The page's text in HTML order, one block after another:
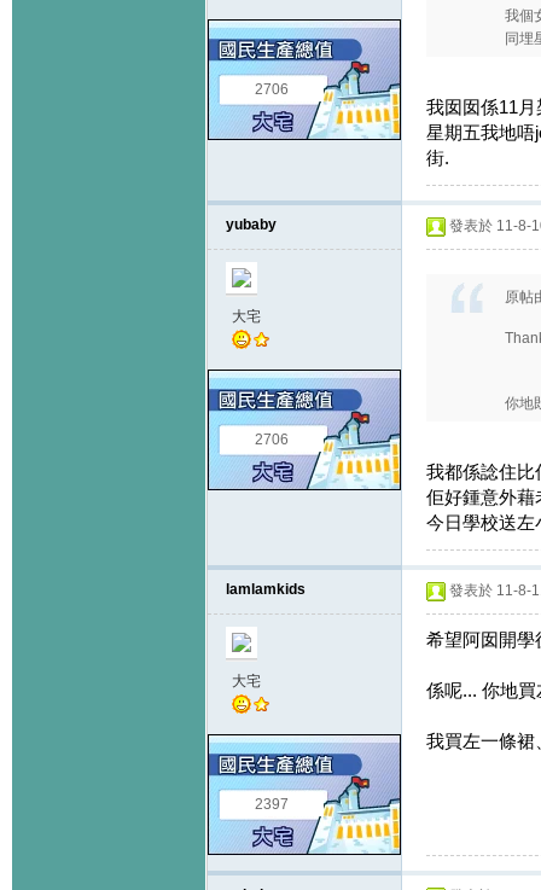
2706
我個
同埋
我囡囡係11月
星期五我地唔
街.
yubaby
大宅
2706
發表於 11-8-
原帖
你地
我都係諗住比
佢好鍾意外藉
今日學校送左
lamlamkids
大宅
2397
發表於 11-8-
希望阿囡開學
係呢... 你地
我買左一條裙